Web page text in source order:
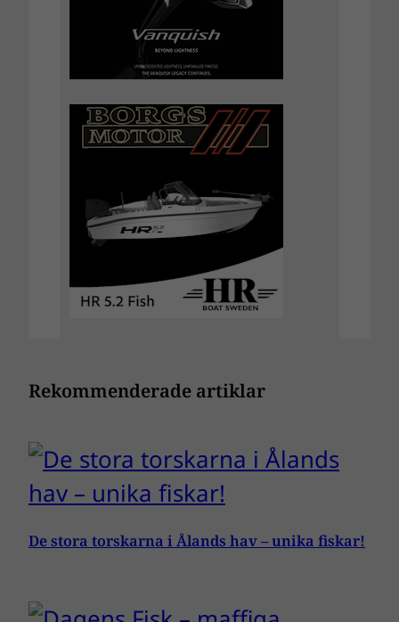
Rekommenderade artiklar
De stora torskarna i Ålands hav – unika fiskar!